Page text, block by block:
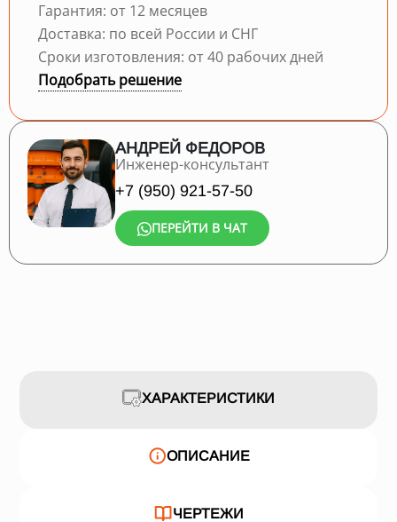
Гарантия: от 12 месяцев
Доставка: по всей России и СНГ
Сроки изготовления: от 40 рабочих дней
Подобрать решение
АНДРЕЙ ФЕДОРОВ
Инженер-консультант
+7 (950) 921-57-50
ПЕРЕЙТИ В ЧАТ
ХАРАКТЕРИСТИКИ
ОПИСАНИЕ
ЧЕРТЕЖИ